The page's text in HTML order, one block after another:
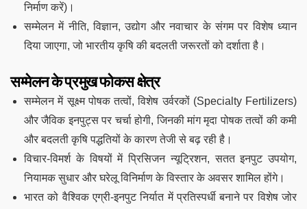
निर्माण करें)।
सम्मेलन में नीति, विज्ञान, उद्योग और नवाचार के संगम पर विशेष ध्यान
दिया जाएगा, जो भारतीय कृषि की बदलती जरूरतों को दर्शाता है।
सम्मेलन के प्रमुख फोकस क्षेत्र
सम्मेलन में सूक्ष्म पोषक तत्वों, विशेष उर्वरकों (Specialty Fertilizers)
और जैविक इनपुट्स पर चर्चा होगी, जिनकी मांग मृदा पोषक तत्वों की कमी
और बदलती कृषि पद्धतियों के कारण तेजी से बढ़ रही है।
विचार-विमर्श के विषयों में प्रिसिजन न्यूट्रिशन, सतत इनपुट उपयोग,
नियामक सुधार और घरेलू विनिर्माण के विस्तार के अवसर शामिल होंगे।
भारत को वैश्विक एग्री-इनपुट निर्यात में प्रतिस्पर्धी बनाने पर विशेष जोर